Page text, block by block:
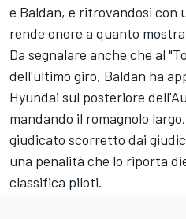
e Baldan, e ritrovandosi con
rende onore a quanto
Da segnalare anche che al
dell'ultimo giro, Baldan ha
Hyundai sul posteriore
mandando il romagnolo
giudicato scorretto dai
una penalità che lo riporta
classifica piloti.